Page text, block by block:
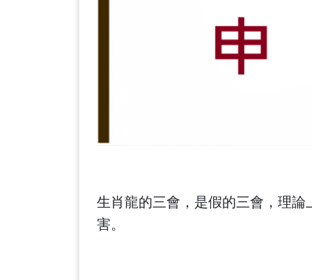
生肖龍的三會，是假的三會，理
害。